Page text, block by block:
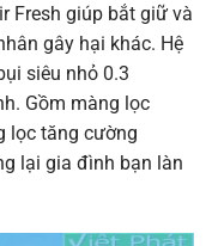
Fresh giúp bắt giữ và
gây hại khác. Hệ
siêu nhỏ 0.3
Gồm màng lọc
lọc tăng cường
lại gia đình bạn làn